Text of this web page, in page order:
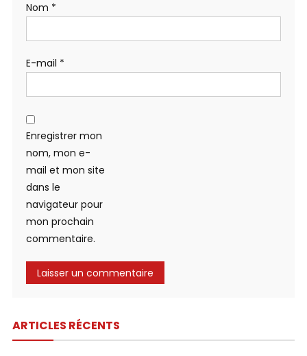
Nom *
E-mail *
Enregistrer mon
nom, mon e-
mail et mon site
dans le
navigateur pour
mon prochain
commentaire.
ARTICLES RÉCENTS